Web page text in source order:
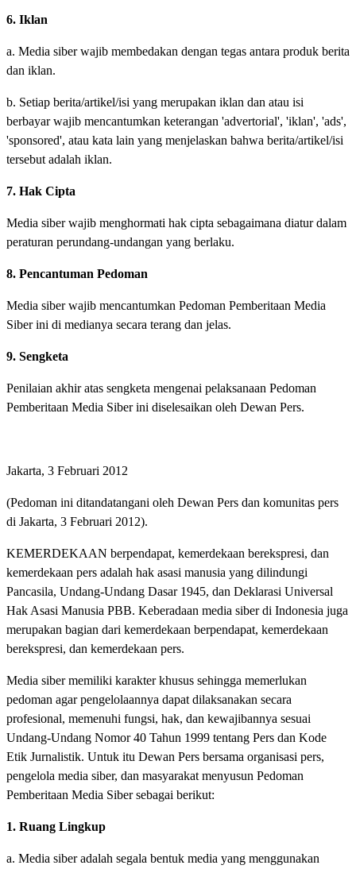
6. Iklan
a. Media siber wajib membedakan dengan tegas antara produk berita
dan iklan.
b. Setiap berita/artikel/isi yang merupakan iklan dan atau isi
berbayar wajib mencantumkan keterangan 'advertorial', 'iklan', 'ads',
'sponsored', atau kata lain yang menjelaskan bahwa berita/artikel/isi
tersebut adalah iklan.
7. Hak Cipta
Media siber wajib menghormati hak cipta sebagaimana diatur dalam
peraturan perundang-undangan yang berlaku.
8. Pencantuman Pedoman
Media siber wajib mencantumkan Pedoman Pemberitaan Media
Siber ini di medianya secara terang dan jelas.
9. Sengketa
Penilaian akhir atas sengketa mengenai pelaksanaan Pedoman
Pemberitaan Media Siber ini diselesaikan oleh Dewan Pers.
Jakarta, 3 Februari 2012
(Pedoman ini ditandatangani oleh Dewan Pers dan komunitas pers
di Jakarta, 3 Februari 2012).
KEMERDEKAAN berpendapat, kemerdekaan berekspresi, dan
kemerdekaan pers adalah hak asasi manusia yang dilindungi
Pancasila, Undang-Undang Dasar 1945, dan Deklarasi Universal
Hak Asasi Manusia PBB. Keberadaan media siber di Indonesia juga
merupakan bagian dari kemerdekaan berpendapat, kemerdekaan
berekspresi, dan kemerdekaan pers.
Media siber memiliki karakter khusus sehingga memerlukan
pedoman agar pengelolaannya dapat dilaksanakan secara
profesional, memenuhi fungsi, hak, dan kewajibannya sesuai
Undang-Undang Nomor 40 Tahun 1999 tentang Pers dan Kode
Etik Jurnalistik. Untuk itu Dewan Pers bersama organisasi pers,
pengelola media siber, dan masyarakat menyusun Pedoman
Pemberitaan Media Siber sebagai berikut:
1. Ruang Lingkup
a. Media siber adalah segala bentuk media yang menggunakan